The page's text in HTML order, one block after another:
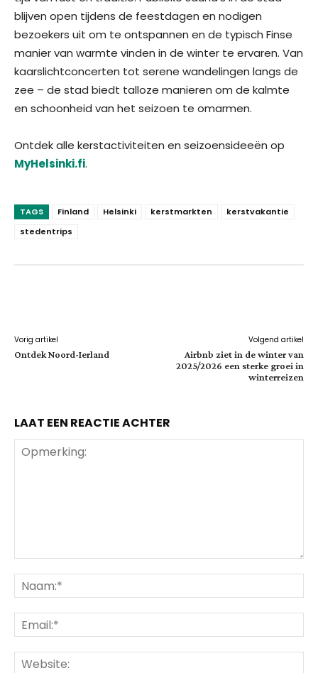
blijven open tijdens de feestdagen en nodigen
bezoekers uit om te ontspannen en de typisch Finse
manier van warmte vinden in de winter te ervaren. Van
kaarslichtconcerten tot serene wandelingen langs de
zee – de stad biedt talloze manieren om de kalmte
en schoonheid van het seizoen te omarmen.
Ontdek alle kerstactiviteiten en seizoensideeën op
MyHelsinki.fi.
TAGS Finland Helsinki kerstmarkten
kerstvakantie
stedentrips
Vorig artikel
Ontdek Noord-Ierland
Volgend artikel
Airbnb ziet in de winter van
2025/2026 een sterke groei in
winterreizen
LAAT EEN REACTIE ACHTER